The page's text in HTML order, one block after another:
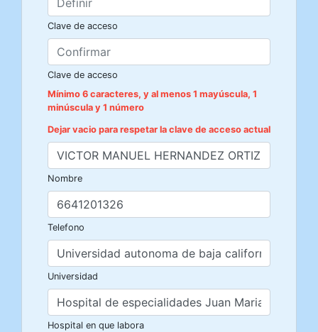
Clave de acceso
Clave de acceso
Mínimo 6 caracteres, y al menos 1 mayúscula, 1
minúscula y 1 número
Dejar vacio para respetar la clave de acceso actual
Nombre
Telefono
Universidad
Hospital en que labora